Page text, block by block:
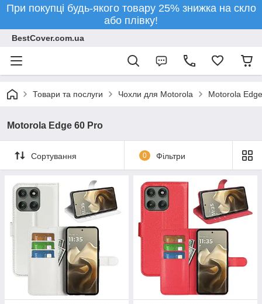
При покупці будь-якого товару 25% знижка на скло
або плівку!
BestCover.com.ua
Товари та послуги Чохли для Motorola Motorola
Motorola Edge 60 Pro
Сортування 0 Фільтри